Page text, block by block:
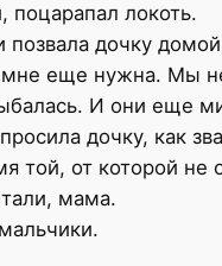
поцарапал локоть.
позвала дочку
еще нужна. Мы
И они еще
дочку, как
той, от которой
мама.